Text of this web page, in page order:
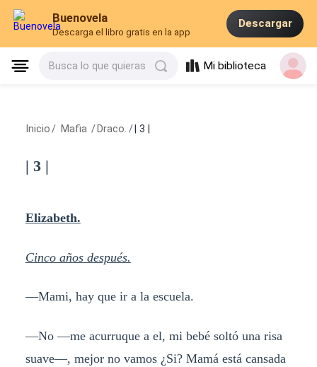
Buenovela
Descarga el libro gratis en la app
Descargar
Busca lo que quieras Mi biblioteca
Inicio / Mafia / Draco. / | 3 |
| 3 |
Elizabeth.
Cinco años después.
—Mami, hay que ir a la escuela.
—No —me acurruque a el, mi bebé soltó una risa
suave—, mejor no vamos ¿Si? Mamá está cansada